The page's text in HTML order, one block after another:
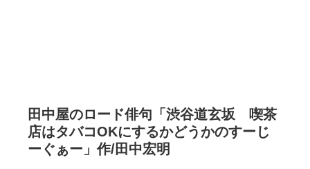
田中屋のロード俳句「渋谷道玄坂 喫茶
店はタバコOKにするかどうかのすーじ
ーぐぁー」作/田中宏明